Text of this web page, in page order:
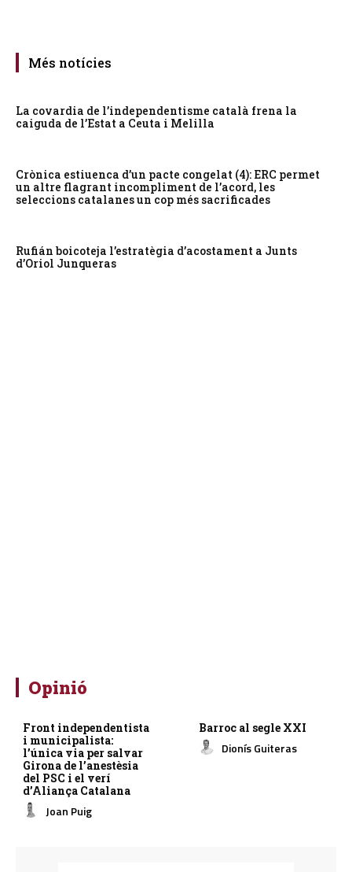
Més notícies
La covardia de l’independentisme català frena la
caiguda de l’Estat a Ceuta i Melilla
Crònica estiuenca d’un pacte congelat (4): ERC permet
un altre flagrant incompliment de l’acord, les
seleccions catalanes un cop més sacrificades
Rufián boicoteja l’estratègia d’acostament a Junts
d’Oriol Junqueras
Opinió
Front independentista
i municipalista:
l’única via per salvar
Girona de l’anestèsia
del PSC i el verí
d’Aliança Catalana
Joan Puig
Barroc al segle XXI
Dionís Guiteras